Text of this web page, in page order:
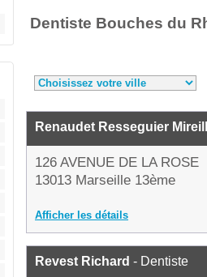
Dentiste Bouches du
Renaudet Resseguier
126 AVENUE DE LA ROSE
13013 Marseille 13ème
Afficher les détails
Revest Richard - Dentiste